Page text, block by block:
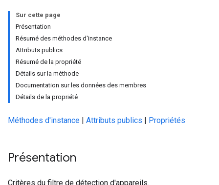
Sur cette page
Présentation
Résumé des méthodes d'instance
Attributs publics
Résumé de la propriété
Détails sur la méthode
Documentation sur les données des membres
Détails de la propriété
Méthodes d'instance | Attributs publics | Propriétés
Présentation
Critères du filtre de détection d'appareils.